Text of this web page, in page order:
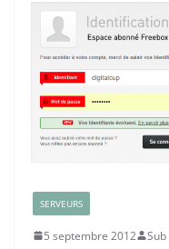
SERVEURS
5 septembre 2012 Sub